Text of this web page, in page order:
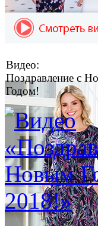
Видео:
Поздравление с
Годом!